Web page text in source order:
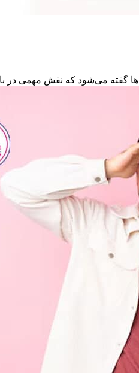
گفته می‌شود که نقش مهمی در